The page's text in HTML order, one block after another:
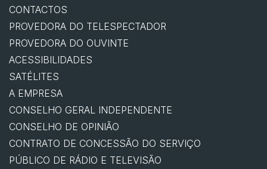
CONTACTOS
PROVEDORA DO TELESPECTADOR
PROVEDORA DO OUVINTE
ACESSIBILIDADES
SATÉLITES
A EMPRESA
CONSELHO GERAL INDEPENDENTE
CONSELHO DE OPINIÃO
CONTRATO DE CONCESSÃO DO SERVIÇO
PÚBLICO DE RÁDIO E TELEVISÃO